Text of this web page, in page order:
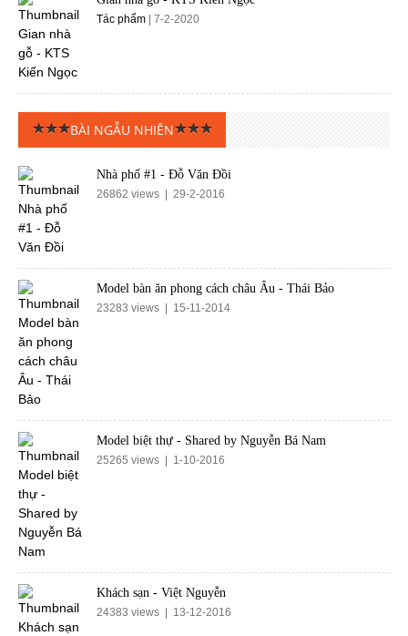
Tác phẩm | 7-2-2020
BÀI NGẪU NHIÊN
Nhà phố #1 - Đỗ Văn Đồi‎
26862 views | 29-2-2016
Model bàn ăn phong cách châu Âu - Thái Bảo
23283 views | 15-11-2014
Model biệt thự - Shared by Nguyễn Bá Nam
25265 views | 1-10-2016
Khách sạn - Việt Nguyễn
24383 views | 13-12-2016